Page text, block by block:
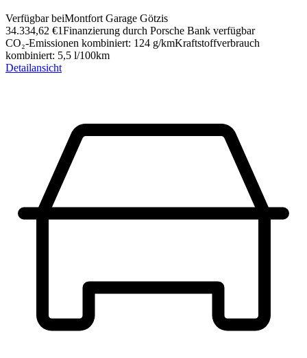
Verfügbar beiMontfort Garage Götzis
34.334,62 €1Finanzierung durch Porsche Bank verfügbar
CO₂-Emissionen kombiniert: 124 g/kmKraftstoffverbrauch
kombiniert: 5,5 l/100km
Detailansicht